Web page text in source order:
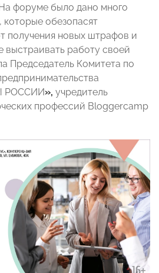
форуме было дано много
обезопасят
получения новых штрафов и
выстраивать работу своей
Председатель Комитета по
РОССИИ», учредитель
профессий Bloggercamp